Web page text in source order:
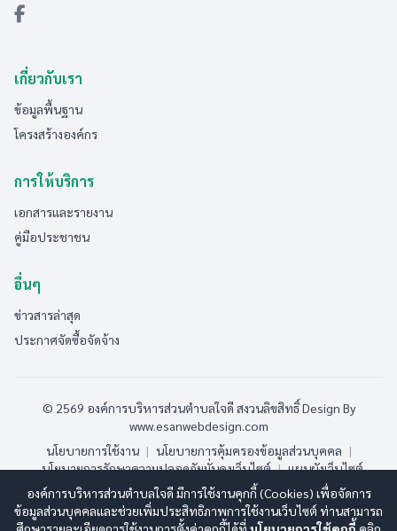
เกี่ยวกับเรา
ข้อมูลพื้นฐาน
โครงสร้างองค์กร
การให้บริการ
เอกสารและรายงาน
คู่มือประชาชน
อื่นๆ
ข่าวสารล่าสุด
ประกาศจัดซื้อจัดจ้าง
© 2569 องค์การบริหารส่วนตำบลใจดี สงวนลิขสิทธิ์Design By
www.esanwebdesign.com
นโยบายการใช้งาน | นโยบายการคุ้มครองข้อมูลส่วนบุคคล |
นโยบายการรักษาความปลอดภัยมั่นคงเว็บไซต์ | แผนผังเว็บไซต์
ออนไลน์:1 ทั้งหมด:220 (ดูสถิติทั้งหมด)
องค์การบริหารส่วนตำบลใจดี มีการใช้งานคุกกี้ (Cookies) เพื่อจัดการ
ข้อมูลส่วนบุคคลและช่วยเพิ่มประสิทธิภาพการใช้งานเว็บไซต์ ท่านสามารถ